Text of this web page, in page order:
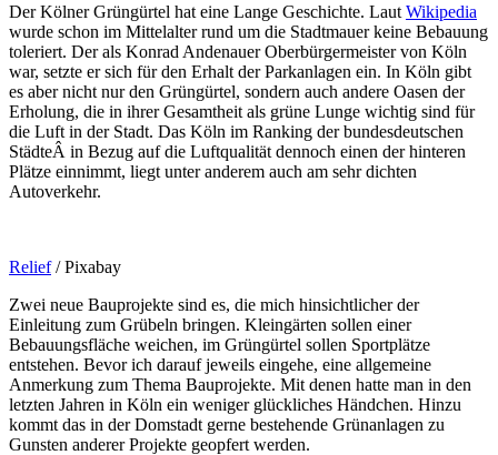
Der Kölner Grüngürtel hat eine Lange Geschichte. Laut Wikipedia
wurde schon im Mittelalter rund um die Stadtmauer keine Bebauung
toleriert. Der als Konrad Andenauer Oberbürgermeister von Köln
war, setzte er sich für den Erhalt der Parkanlagen ein. In Köln gibt
es aber nicht nur den Grüngürtel, sondern auch andere Oasen der
Erholung, die in ihrer Gesamtheit als grüne Lunge wichtig sind für
die Luft in der Stadt. Das Köln im Ranking der bundesdeutschen
StädteÂ in Bezug auf die Luftqualität dennoch einen der hinteren
Plätze einnimmt, liegt unter anderem auch am sehr dichten
Autoverkehr.
Relief/ Pixabay
Zwei neue Bauprojekte sind es, die mich hinsichtlicher der
Einleitung zum Grübeln bringen. Kleingärten sollen einer
Bebauungsfläche weichen, im Grüngürtel sollen Sportplätze
entstehen. Bevor ich darauf jeweils eingehe, eine allgemeine
Anmerkung zum Thema Bauprojekte. Mit denen hatte man in den
letzten Jahren in Köln ein weniger glückliches Händchen. Hinzu
kommt das in der Domstadt gerne bestehende Grünanlagen zu
Gunsten anderer Projekte geopfert werden.